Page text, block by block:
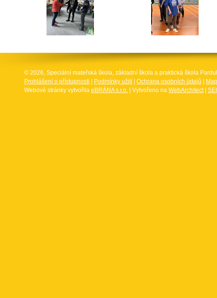
© 2026, Speciální mateřská škola, základní škola a praktická škola
Prohlášení o přístupnosti
Podmínky užití Ochrana osobních údajů
Webové stránky vytvořila eBRÁNA s.r.o. | Vytvořeno na WebArchitect|